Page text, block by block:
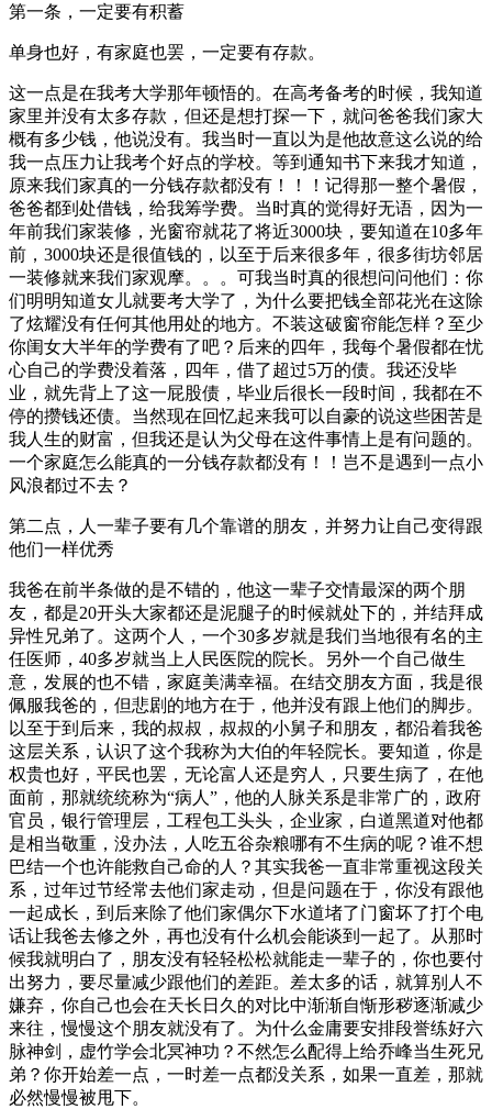
第一条，一定要有积蓄
单身也好，有家庭也罢，一定要有存款。
这一点是在我考大学那年顿悟的。在高考备考的时候，我知道
家里并没有太多存款，但还是想打探一下，就问爸爸我们家大
概有多少钱，他说没有。我当时一直以为是他故意这么说的给
我一点压力让我考个好点的学校。等到通知书下来我才知道，
原来我们家真的一分钱存款都没有！！！记得那一整个暑假，
爸爸都到处借钱，给我筹学费。当时真的觉得好无语，因为一
年前我们家装修，光窗帘就花了将近3000块，要知道在10多年
前，3000块还是很值钱的，以至于后来很多年，很多街坊邻居
一装修就来我们家观摩。。。可我当时真的很想问问他们：你
们明明知道女儿就要考大学了，为什么要把钱全部花光在这除
了炫耀没有任何其他用处的地方。不装这破窗帘能怎样？至少
你闺女大半年的学费有了吧？后来的四年，我每个暑假都在忧
心自己的学费没着落，四年，借了超过5万的债。我还没毕
业，就先背上了这一屁股债，毕业后很长一段时间，我都在不
停的攒钱还债。当然现在回忆起来我可以自豪的说这些困苦是
我人生的财富，但我还是认为父母在这件事情上是有问题的。
一个家庭怎么能真的一分钱存款都没有！！岂不是遇到一点小
风浪都过不去？
第二点，人一辈子要有几个靠谱的朋友，并努力让自己变得跟
他们一样优秀
我爸在前半条做的是不错的，他这一辈子交情最深的两个朋
友，都是20开头大家都还是泥腿子的时候就处下的，并结拜成
异性兄弟了。这两个人，一个30多岁就是我们当地很有名的主
任医师，40多岁就当上人民医院的院长。另外一个自己做生
意，发展的也不错，家庭美满幸福。在结交朋友方面，我是很
佩服我爸的，但悲剧的地方在于，他并没有跟上他们的脚步。
以至于到后来，我的叔叔，叔叔的小舅子和朋友，都沿着我爸
这层关系，认识了这个我称为大伯的年轻院长。要知道，你是
权贵也好，平民也罢，无论富人还是穷人，只要生病了，在他
面前，那就统统称为“病人”，他的人脉关系是非常广的，政府
官员，银行管理层，工程包工头头，企业家，白道黑道对他都
是相当敬重，没办法，人吃五谷杂粮哪有不生病的呢？谁不想
巴结一个也许能救自己命的人？其实我爸一直非常重视这段关
系，过年过节经常去他们家走动，但是问题在于，你没有跟他
一起成长，到后来除了他们家偶尔下水道堵了门窗坏了打个电
话让我爸去修之外，再也没有什么机会能谈到一起了。从那时
候我就明白了，朋友没有轻轻松松就能走一辈子的，你也要付
出努力，要尽量减少跟他们的差距。差太多的话，就算别人不
嫌弃，你自己也会在天长日久的对比中渐渐自惭形秽逐渐减少
来往，慢慢这个朋友就没有了。为什么金庸要安排段誉练好六
脉神剑，虚竹学会北冥神功？不然怎么配得上给乔峰当生死兄
弟？你开始差一点，一时差一点都没关系，如果一直差，那就
必然慢慢被甩下。